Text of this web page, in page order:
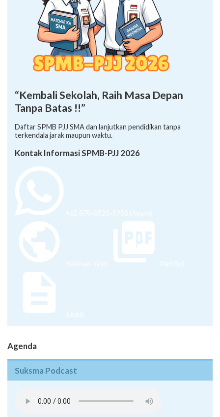
“Kembali Sekolah, Raih Masa Depan
Tanpa Batas !!”
Daftar SPMB PJJ SMA dan lanjutkan pendidikan tanpa
terkendala jarak maupun waktu.
Kontak Informasi SPMB-PJJ 2026
+62 878-8528-5958 (Ayumi)
Halaman Web Pamflet
Juknis
Agenda
Suksma Podcast